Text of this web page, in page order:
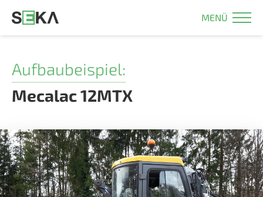
MENÜ
Aufbaubeispiel:
Mecalac 12MTX